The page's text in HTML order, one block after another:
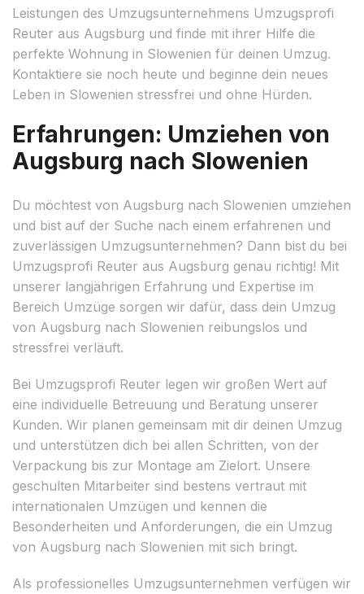
Leistungen des Umzugsunternehmens Umzugsprofi
Reuter aus Augsburg und finde mit ihrer Hilfe die
perfekte Wohnung in Slowenien für deinen Umzug.
Kontaktiere sie noch heute und beginne dein neues
Leben in Slowenien stressfrei und ohne Hürden.
Erfahrungen: Umziehen von
Augsburg nach Slowenien
Du möchtest von Augsburg nach Slowenien umziehen
und bist auf der Suche nach einem erfahrenen und
zuverlässigen Umzugsunternehmen? Dann bist du bei
Umzugsprofi Reuter aus Augsburg genau richtig! Mit
unserer langjährigen Erfahrung und Expertise im
Bereich Umzüge sorgen wir dafür, dass dein Umzug
von Augsburg nach Slowenien reibungslos und
stressfrei verläuft.
Bei Umzugsprofi Reuter legen wir großen Wert auf
eine individuelle Betreuung und Beratung unserer
Kunden. Wir planen gemeinsam mit dir deinen Umzug
und unterstützen dich bei allen Schritten, von der
Verpackung bis zur Montage am Zielort. Unsere
geschulten Mitarbeiter sind bestens vertraut mit
internationalen Umzügen und kennen die
Besonderheiten und Anforderungen, die ein Umzug
von Augsburg nach Slowenien mit sich bringt.
Als professionelles Umzugsunternehmen verfügen wir